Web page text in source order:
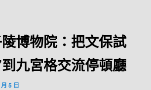
博物院：把文保試
九宮格交流停頓廳
5 日